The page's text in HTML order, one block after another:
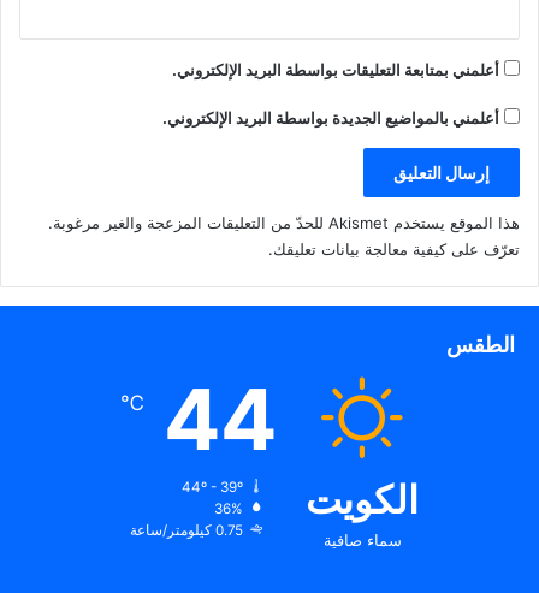
أعلمني بمتابعة التعليقات بواسطة البريد الإلكتروني.
أعلمني بالمواضيع الجديدة بواسطة البريد الإلكتروني.
هذا الموقع يستخدم Akismet للحدّ من التعليقات المزعجة والغير مرغوبة.
تعرّف على كيفية معالجة بيانات تعليقك.
الطقس
الكويت
سماء صافية
44
℃
36%
0.75 كيلومتر/ساعة